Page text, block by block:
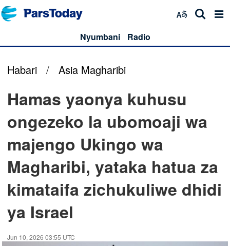
Nyumbani Radio
Habari / Asia Magharibi
Hamas yaonya kuhusu
ongezeko la ubomoaji wa
majengo Ukingo wa
Magharibi, yataka hatua za
kimataifa zichukuliwe dhidi
ya Israel
Jun 10, 2026 03:55 UTC